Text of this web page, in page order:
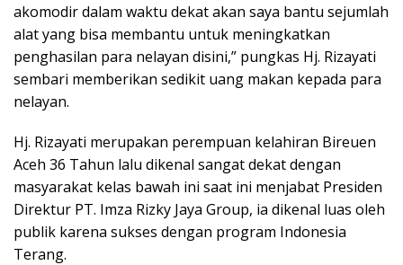
akomodir dalam waktu dekat akan saya bantu sejumlah
alat yang bisa membantu untuk meningkatkan
penghasilan para nelayan disini,” pungkas Hj. Rizayati
sembari memberikan sedikit uang makan kepada para
nelayan.
Hj. Rizayati merupakan perempuan kelahiran Bireuen
Aceh 36 Tahun lalu dikenal sangat dekat dengan
masyarakat kelas bawah ini saat ini menjabat Presiden
Direktur PT. Imza Rizky Jaya Group, ia dikenal luas oleh
publik karena sukses dengan program Indonesia
Terang.